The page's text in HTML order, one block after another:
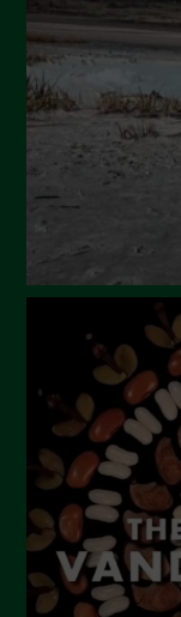
Luglio 2024
Maggio 2024
Aprile 2024
Marzo 2024
Febbraio 2024
Ottobre 2023
Settembre 2023
Agosto 2023
Luglio 2023
Giugno 2023
Maggio 2023
Aprile 2023